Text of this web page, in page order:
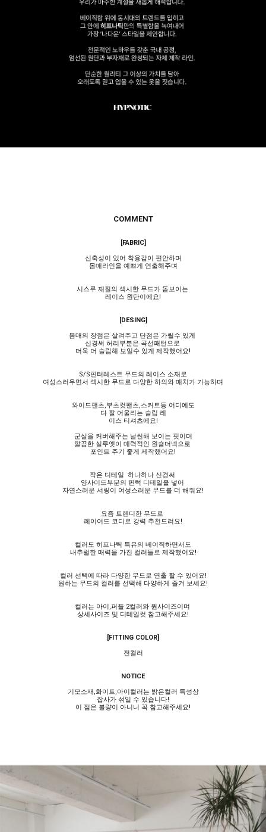
COMMENT
[FABRIC]
신축성이 있어 착용감이 편안하며
몸매라인을 예쁘게 연출해주며
시스루 재질의 섹시한 무드가 돋보이는
레이스 원단이에요!
[DESING]
몸매의 장점은 살려주고 단점은 가릴수 있게
신경써 허리부분은 곡선패턴으로
더욱 더 슬림해 보일수 있게 제작했어요!
S/S핀터레스트 무드의 레이스 소재로
여성스러우면서 섹시한 무드로 다양한 하의와 매치가 가능하며
와이드팬츠,부츠컷팬츠,스커트등 어디에도
다 잘 어울리는 슬림 레
이스 티셔츠에요!
군살을 커버해주는 날씬해 보이는 핏이며
깔끔한 실루엣이 매력적인 원숄더넥으로
포인트 주기 좋게 제작했어요!
작은 디테일 하나하나 신경써
양사이드부분의 핀턱 디테일을 넣어
자연스러운 셔링이 여성스러운 무드를 더 해줘요!
요즘 트렌디한 무드로
레이어드 코디로 강력 추천드려요!
컬러도 히프나틱 특유의 베이직하면서도
내추럴한 매력을 가진 컬러들로 제작했어요!
컬러 선택에 따라 다양한 무드로 연출 할 수 있어요!
원하는 무드의 컬러를 선택해 다양하게 즐겨 보세요!
컬러는 아이,퍼플 2컬러와 원사이즈이며
상세사이즈 및 디테일컷 참고해주세요!
[FITTING COLOR]
전컬러
NOTICE
기모소재,화이트,아이컬러는 밝은컬러 특성상
잡사가 섞일 수 있습니다!
이 점은 불량이 아니니 꼭 참고해주세요!